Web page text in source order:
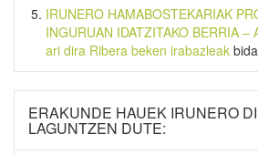
IRUNERO HAMABOSTEKARIAK
INGURUAN IDATZITAKO BERRIA –
ari dira Ribera beken irabazleak
ERAKUNDE HAUEK IRUNERO
LAGUNTZEN DUTE: